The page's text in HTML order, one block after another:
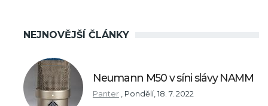
NEJNOVĚJŠÍ ČLÁNKY
Neumann M50 v síni slávy NAMM
Panter , Pondělí, 18. 7. 2022